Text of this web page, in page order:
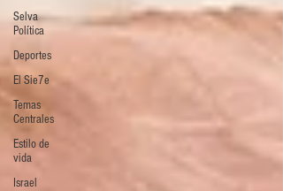
Selva
Política
Deportes
El Sie7e
Temas
Centrales
Estilo de
vida
Israel